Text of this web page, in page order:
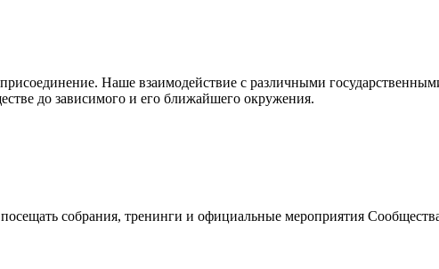
Наше взаимодействие с различными
до зависимого и его ближайшего окружения.
собрания, тренинги и официальные мероприятия